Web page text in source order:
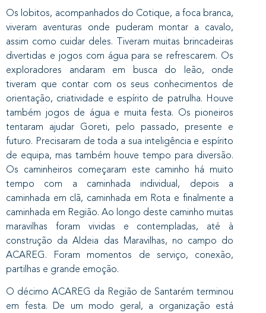
Os lobitos, acompanhados do Cotique, a foca branca,
viveram aventuras onde puderam montar a cavalo,
assim como cuidar deles. Tiveram muitas brincadeiras
divertidas e jogos com água para se refrescarem. Os
exploradores andaram em busca do leão, onde
tiveram que contar com os seus conhecimentos de
orientação, criatividade e espírito de patrulha. Houve
também jogos de água e muita festa. Os pioneiros
tentaram ajudar Goreti, pelo passado, presente e
futuro. Precisaram de toda a sua inteligência e espírito
de equipa, mas também houve tempo para diversão.
Os caminheiros começaram este caminho há muito
tempo com a caminhada individual, depois a
caminhada em clã, caminhada em Rota e finalmente a
caminhada em Região. Ao longo deste caminho muitas
maravilhas foram vividas e contempladas, até à
construção da Aldeia das Maravilhas, no campo do
ACAREG. Foram momentos de serviço, conexão,
partilhas e grande emoção.
O décimo ACAREG da Região de Santarém terminou
em festa. De um modo geral, a organização está